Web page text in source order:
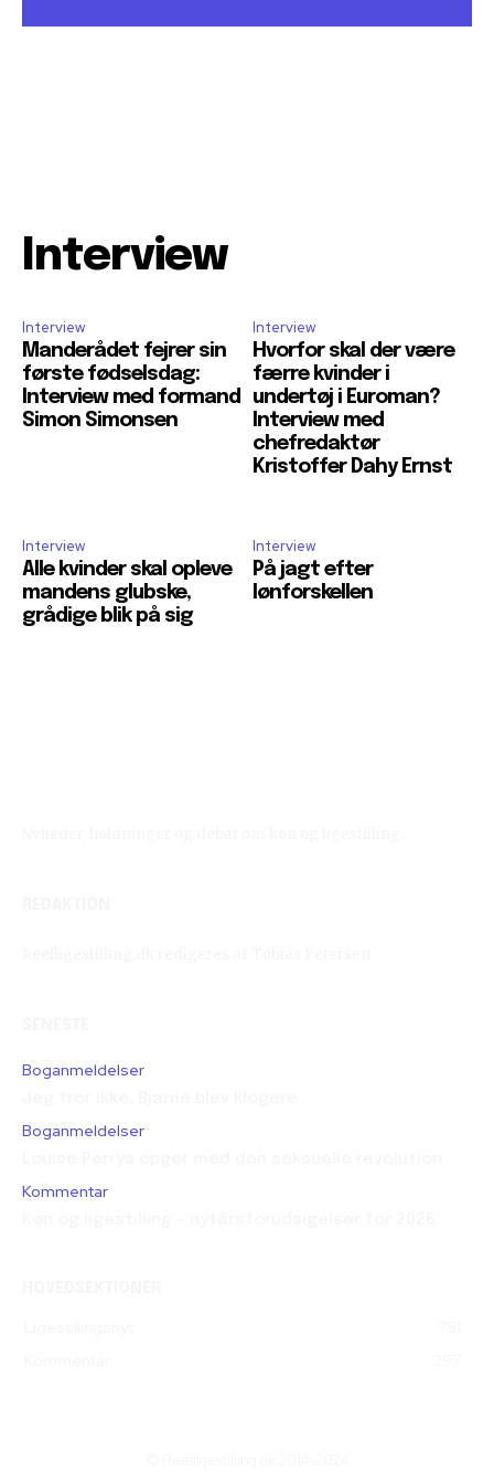
Interview
Interview
Manderådet fejrer sin
første fødselsdag:
Interview med formand
Simon Simonsen
Interview
Hvorfor skal der være
færre kvinder i
undertøj i Euroman?
Interview med
chefredaktør
Kristoffer Dahy Ernst
Interview
Alle kvinder skal opleve
mandens glubske,
grådige blik på sig
Interview
På jagt efter
lønforskellen
Boganmeldelser
Boganmeldelser
Kommentar